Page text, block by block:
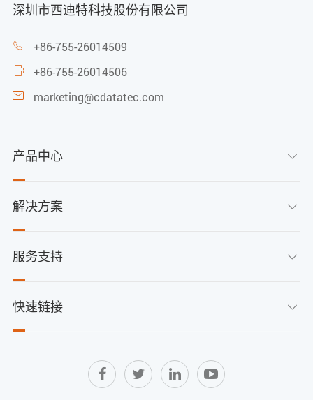
深圳市西迪特科技股份有限公司
 +86-755-26014509
 +86-755-26014506
 marketing@cdatatec.com
产品中心 
解决方案 
服务支持 
快速链接 